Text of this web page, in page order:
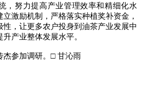
，努力提高产业管理效率和精细化水
激励机制，严格落实种植奖补资金，
，让更多农户投身到油茶产业发展中
产业整体发展水平。
参加调研。□ 甘沁雨